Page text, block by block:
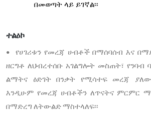
በመወጣት ላይ ይገኛል፡፡
ተልዕኮ
• የሀገሪቱን የመረጃ ሀብቶች በማሰባሰብ እና
ዘርግቶ ለህብረተሰቡ አገልግሎት መስጠት፣ የንባብ
ልማትና
ዕድገት በንቃት የሚሳተፍ መረጃ ያለው
እንዲሁም የመረጃ ሀብቶችን ለጥናትና ምርምር
በማድረግ ለትውልድማስተላለፍ፡፡